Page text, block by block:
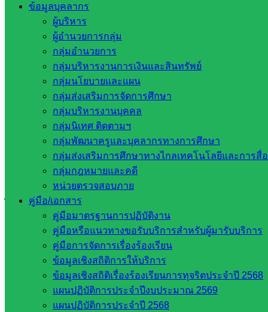
ข้อมูลบุคลากร
ผู้บริหาร
ผู้อำนวยการกลุ่ม
กลุ่มอำนวยการ
กลุ่มบริหารงานการเงินและสินทรัพย์
กลุ่มนโยบายและแผน
กลุ่มส่งเสริมการจัดการศึกษา
กลุ่มบริหารงานบุคคล
กลุ่มนิเทศ ติดตามฯ
กลุ่มพัฒนาครูและบุคลากรทางการศึกษา
กลุ่มส่งเสริมการศึกษาทางไกลเทคโนโลยีและการสื่
กลุ่มกฎหมายและคดี
หน่วยตรวจสอบภาย
คู่มือ/เอกสาร
คู่มือมาตรฐานการปฏิบัติงาน
คู่มือหรือแนวทางขอรับบริการสำหรับผู้มารับบริการ
คู่มือการจัดการเรื่องร้องเรียน
ข้อมูลเชิงสถิติการให้บริการ
ข้อมูลเชิงสถิติเรื่องร้องเรียนการทุจริตประจำปี 2568
แผนปฏิบัติการประจำปีงบประมาณ 2569
แผนปฏิบัติการประจำปี 2568
อำนวยการกลุ่มนิเทศติดตามและประเมินผลการจัดการศึกษา ผู้
อำนวยการกลุ่มนโยบายและแผน และศึกษานิเทศก์ ลงพื้นที่เยี่ยม
และให้กำลังใจผู้บริหาร ครูและบุคลากรโรงเรียน ในการจัดการ
เรียนการสอนภาคเรียนที่ 2 ปีการศึกษา 2564 ภายใต้
สถานการณ์การแพร่ระบาดของโรคติดเชื้อไวรัสโคโรนา 2019
(COVID-19) และได้ติดตามการอ่านออก-เขียนได้ของนักเรียน
ระดับชั้นประถมศึกษาปีที่ 1 หลังจากนั้น และได้ร่วมประชุมผู้
ปกครอง กรรมการสถานศึกษา เพื่อชี้แจงแนวทางการดำเนิน
งานโครงการขับเคลื่อนโรงเรียนคุณภาพ ระดับประถมศึกษา
พร้อมทั้งรับฟังข้อคิดเห็นและข้อเสนอแนะ จากผู้เข้าร่วมประชุม
ณ โรงเรียนบ้านพร้าว อำเภอวัฒนานคร จังหวัดสระแก้ว พร้อม
ทั้งได้ปลูกต้น “ชมพูพันธุ์ทิพย์” ฝากไว้ให้โรงเรียน เพื่อเป็นสื่อถึง
การดูแลรักษา เด็กนักเรียนให้เขาเจริญงอกงามเหมือนต้นไม้ต่อ